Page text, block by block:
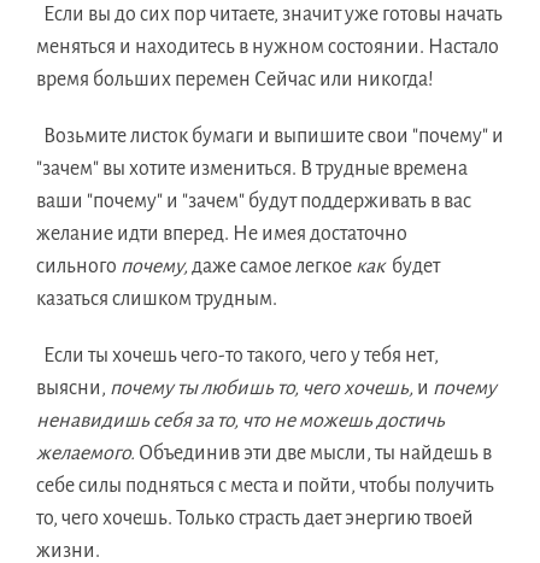
Если вы до сих пор читаете, значит уже готовы начать
меняться и находитесь в нужном состоянии. Настало
время больших перемен Сейчас или никогда!
Возьмите листок бумаги и выпишите свои "почему" и
"зачем" вы хотите измениться. В трудные времена
ваши "почему" и "зачем" будут поддерживать в вас
желание идти вперед. Не имея достаточно
сильного почему, даже самое легкое как будет
казаться слишком трудным.
Если ты хочешь чего-то такого, чего у тебя нет,
выясни, почему ты любишь то, чего хочешь, и почему
ненавидишь себя за то, что не можешь достичь
желаемого. Объединив эти две мысли, ты найдешь в
себе силы подняться с места и пойти, чтобы получить
то, чего хочешь. Только страсть дает энергию твоей
жизни.